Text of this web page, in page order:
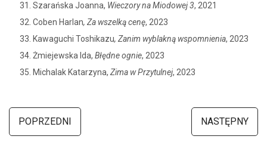
Szarańska Joanna, Wieczory na Miodowej 3, 2021
Coben Harlan, Za wszelką cenę, 2023
Kawaguchi Toshikazu, Zanim wyblakną wspomnienia, 2023
Żmiejewska Ida, Błędne ognie, 2023
Michalak Katarzyna, Zima w Przytulnej, 2023
POPRZEDNI NASTĘPNY